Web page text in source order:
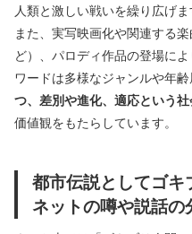
人類と激しい戦いを繰り広げま
また、実写映画化や関連する
ど）、パロディ作品の登場に
ワードは多様なジャンルや年齢
つ、差別や進化、適応という
価値観をもたらしています。
都市伝説としてゴキ
ネットの噂や説話の